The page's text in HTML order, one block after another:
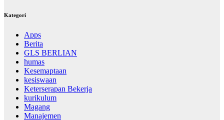
Kategori
Apps
Berita
GLS BERLIAN
humas
Kesemaptaan
kesiswaan
Keterserapan Bekerja
kurikulum
Magang
Manajemen